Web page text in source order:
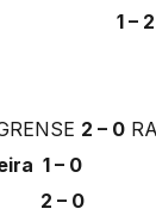
2 – 0
1 – 0
– 0